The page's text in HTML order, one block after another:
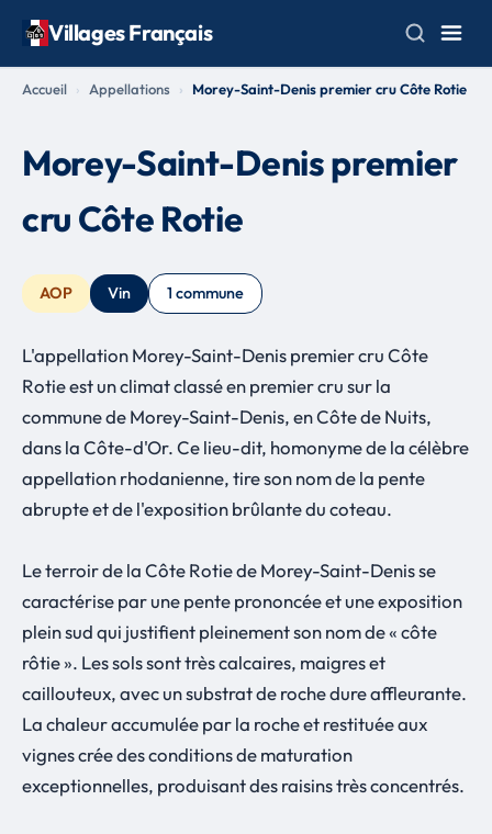
Villages Français
Accueil Appellations Morey-Saint-Denis premier cru Côte Rotie
Morey-Saint-Denis premier
cru Côte Rotie
AOP Vin 1 commune
L'appellation Morey-Saint-Denis premier cru Côte
Rotie est un climat classé en premier cru sur la
commune de Morey-Saint-Denis, en Côte de Nuits,
dans la Côte-d'Or. Ce lieu-dit, homonyme de la célèbre
appellation rhodanienne, tire son nom de la pente
abrupte et de l'exposition brûlante du coteau.
Le terroir de la Côte Rotie de Morey-Saint-Denis se
caractérise par une pente prononcée et une exposition
plein sud qui justifient pleinement son nom de « côte
rôtie ». Les sols sont très calcaires, maigres et
caillouteux, avec un substrat de roche dure affleurante.
La chaleur accumulée par la roche et restituée aux
vignes crée des conditions de maturation
exceptionnelles, produisant des raisins très concentrés.